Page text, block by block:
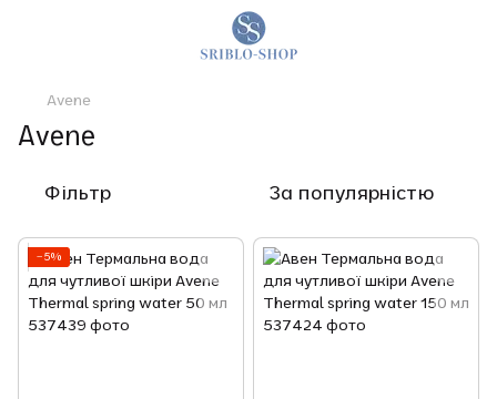
Avene
Avene
Фільтр За популярністю
−5%